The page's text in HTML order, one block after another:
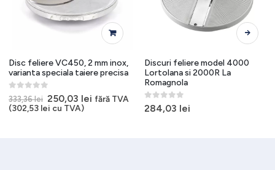
Disc feliere VC450, 2 mm inox,
varianta speciala taiere precisa
0out of 5
333,36lei Prețul
inițial
250,03 leiPrețul
fără TVA
(302,53 lei cu TVA)
Acest produs are mai multe variații. Opțiunile pot fi alese în pagina produsului.
Discuri feliere model 4000
Lortolana si 2000R La
Romagnola
0out of 5
284,03 lei